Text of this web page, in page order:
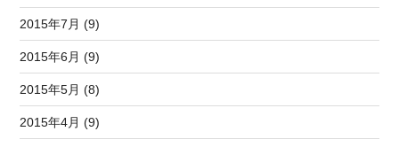
2015年7月 (9)
2015年6月 (9)
2015年5月 (8)
2015年4月 (9)